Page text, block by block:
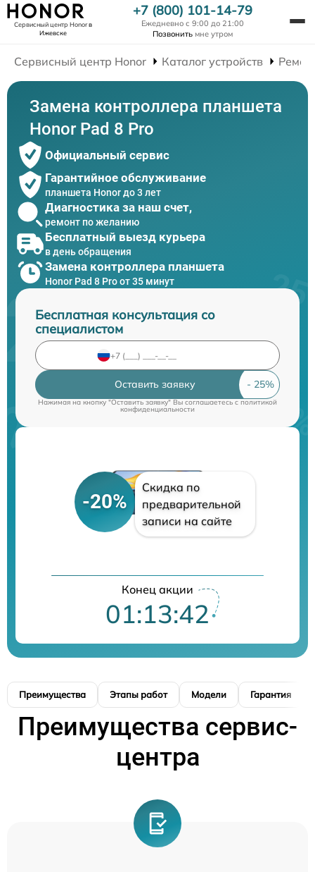
Сервисный центр Honorв
Ижевске
+7 (800) 101-14-79
Ежедневно с 9:00 до 21:00
Позвонить мне утром
Сервисный центр Honor Каталог устройств
Замена контроллера планшета
Honor Pad 8 Pro
Официальный сервис
Гарантийное обслуживание
планшета Honor до 3 лет
Диагностика за наш счет,
ремонт по желанию
Бесплатный выезд курьера
в день обращения
Замена контроллера планшета
Honor Pad 8 Pro от 35 минут
Бесплатная консультация со
специалистом
Оставить заявку
Нажимая на кнопку "Оставить заявку" Вы соглашаетесь cполитикой
конфиденциальности
-20%
Скидка по
предварительной
записи на сайте
Конец акции
01:13:41
Преимущества Этапы работ Модели Гарантия
Преимущества сервис-
центра